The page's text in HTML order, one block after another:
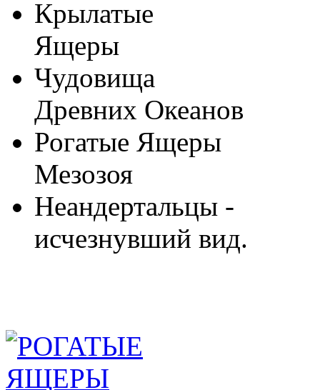
Крылатые
Ящеры
Чудовища
Древних Океанов
Рогатые Ящеры
Мезозоя
Неандертальцы -
исчезнувший вид.